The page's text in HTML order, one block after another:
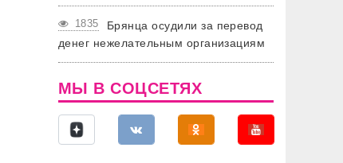
1835
Брянца осудили за перевод
денег нежелательным организациям
МЫ В СОЦСЕТЯХ